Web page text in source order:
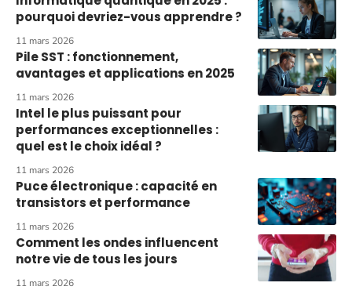
pourquoi devriez-vous apprendre ?
11 mars 2026
Pile SST : fonctionnement,
avantages et applications en 2025
11 mars 2026
Intel le plus puissant pour
performances exceptionnelles :
quel est le choix idéal ?
11 mars 2026
Puce électronique : capacité en
transistors et performance
11 mars 2026
Comment les ondes influencent
notre vie de tous les jours
11 mars 2026